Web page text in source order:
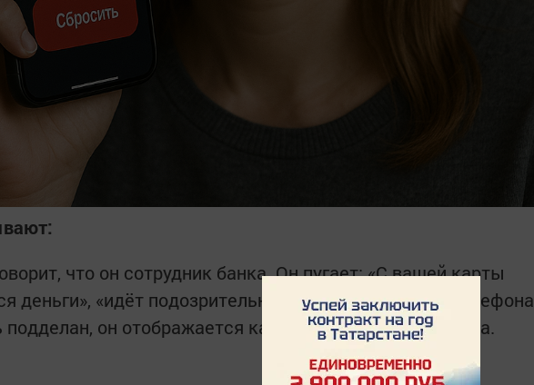
что он сотрудник банка. Он пугает: «С вашей карты
деньги», «идёт подозрительная операция». Номер телефона
он отображается как настоящий номер банка.